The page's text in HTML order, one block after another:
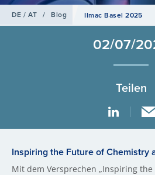
DE / AT / Blog Ilmac Basel 2025
02/07/
Teilen
Inspiring the Future of Chemistry
Mit dem Versprechen „Inspiring